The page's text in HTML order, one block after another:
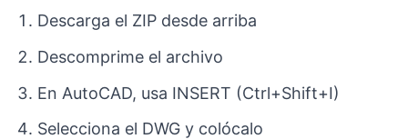
Descarga el ZIP desde arriba
Descomprime el archivo
En AutoCAD, usa INSERT (Ctrl+Shift+I)
Selecciona el DWG y colócalo